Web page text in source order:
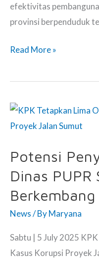
efektivitas
provinsi berpenduduk
Pendapatan
Jabar
DPRD:
Gubernur
Mulyadi
Jangan
Man
Show!”
Read More »
Potensi
Dinas
Berkembang
News/ ByMaryana
Sabtu | 5 July 2025
Kasus Korupsi Proyek